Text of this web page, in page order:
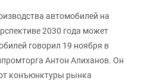
автомобилей на
2030 года может
говорил 19 ноября в
Антон Алиханов. Он
конъюнктуры рынка